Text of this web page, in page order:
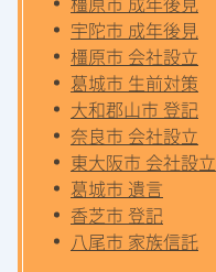
宇陀市 成年後見
橿原市 会社設立
葛城市 生前対策
大和郡山市 登記
奈良市 会社設立
東大阪市 会社設立
葛城市 遺言
香芝市 登記
八尾市 家族信託